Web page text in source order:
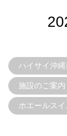
ハイサイ沖
施設のご案内
ホエールスイ